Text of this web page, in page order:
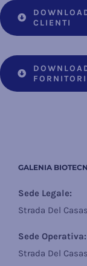
CLIENTI
FORNITORI
GALENIA
Sede Legale:
Strada Del
Sede Operativa:
Strada Del